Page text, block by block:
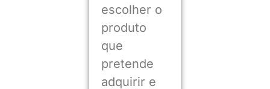
escolher o
produto
que
pretende
adquirir e